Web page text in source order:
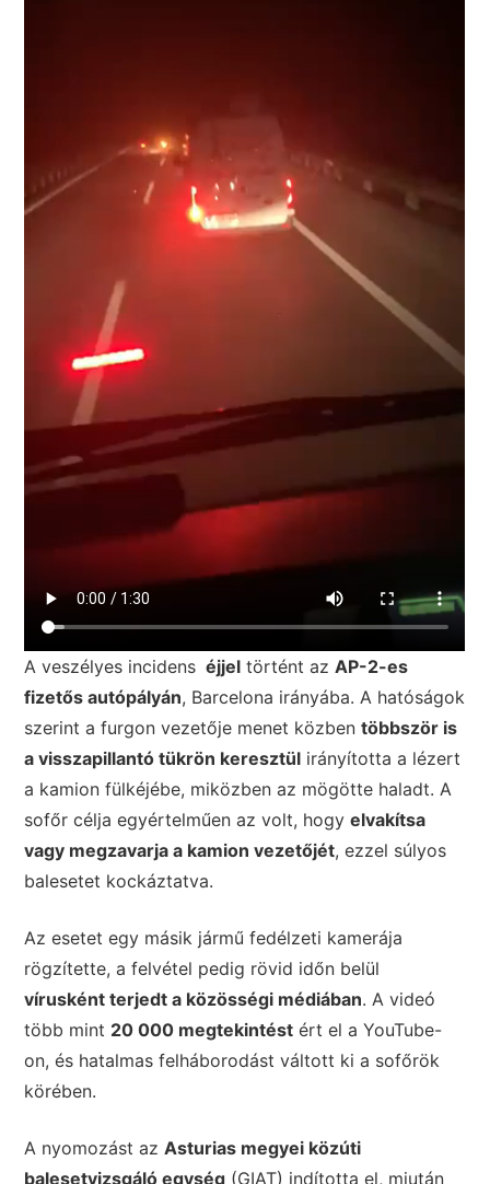
A veszélyes incidens éjjel történt azAP-2-es
fizetős autópályán, Barcelona irányába. A hatóságok
szerint a furgon vezetője menet közbentöbbször is
a visszapillantó tükrön keresztül irányította a lézert
a kamion fülkéjébe, miközben az mögötte haladt. A
sofőr célja egyértelműen az volt, hogyelvakítsa
vagy megzavarja a kamion vezetőjét, ezzel súlyos
balesetet kockáztatva.
Az esetet egy másik jármű fedélzeti kamerája
rögzítette, a felvétel pedig rövid időn belül
vírusként terjedt a közösségi médiában. A videó
több mint 20 000 megtekintést ért el a YouTube-
on, és hatalmas felháborodást váltott ki a sofőrök
körében.
A nyomozást azAsturias megyei közúti
balesetvizsgáló egység (GIAT) indította el, miután